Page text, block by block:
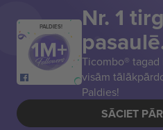
PALDIES! Nr. 1
Ticombo®
visām
Paldies!
SĀCIET